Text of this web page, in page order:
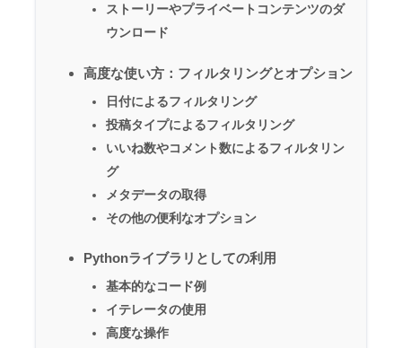
ストーリーやプライベートコンテンツのダ
ウンロード
高度な使い方：フィルタリングとオプション
日付によるフィルタリング
投稿タイプによるフィルタリング
いいね数やコメント数によるフィルタリン
グ
メタデータの取得
その他の便利なオプション
Pythonライブラリとしての利用
基本的なコード例
イテレータの使用
高度な操作